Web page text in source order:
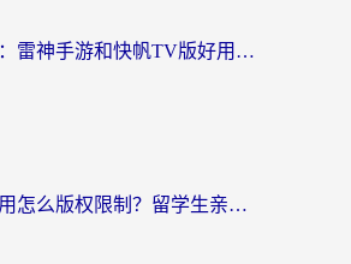
海外党必看：雷神手游和快帆TV版好用吗？3步选对回国加速器不踩坑
酷狗在海外用怎么版权限制？留学生亲测：3步解决听国内音乐难题